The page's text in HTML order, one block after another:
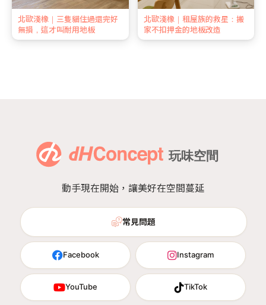
北歐淺橡｜三隻貓住過還完好
無損，這才叫耐用地板
北歐淺橡｜租屋族的救星：搬
家不扣押金的地板改造
動手現在開始，讓美好在空間蔓延
常見問題
Facebook Instagram
YouTube TikTok